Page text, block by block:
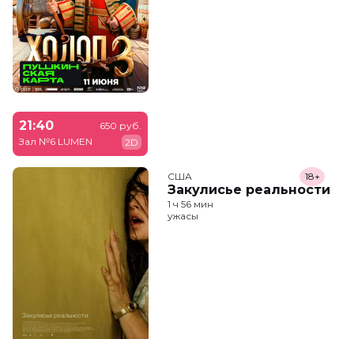
21:40
Зал №6 LUMEN
650 руб.
2D
США
Закулисье реальности
18+
1 ч 56 мин
ужасы